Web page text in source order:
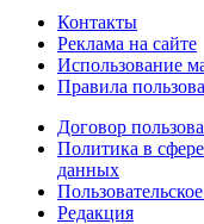
Контакты
Реклама на сайте
Использование
Правила
Договор
Политика в
данных
Редакция